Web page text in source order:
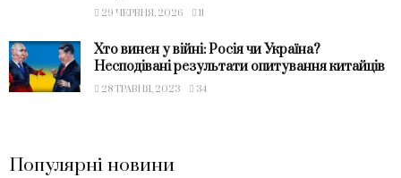
29 ЧЕРВНЯ, 2026 11
Хто винен у війні: Росія чи Україна?
Несподівані результати опитування китайців
28 ТРАВНЯ, 2023 34
Популярні новини